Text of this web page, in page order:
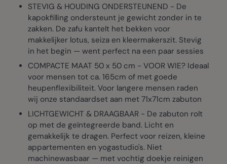
STEVIG & HOUDING ONDERSTEUNEND - De
kapokfilling ondersteunt je gewicht zonder in te
zakken. De zafu kantelt het bekken voor
makkelijker lotus, seiza en kleermakerszit. Stevig
in het begin — went perfect na een paar sessies
COMPACTE MAAT 50 x 50 cm - VOOR WIE? Ideaal
voor mensen tot ca. 165cm of met goede
heupenflexibiliteit. Voor langere mensen raden
wij onze standaardset aan met 71x71cm zabuton
LICHTGEWICHT & DRAAGBAAR - De zabuton rolt
op met de geïntegreerde band. Licht en
gemakkelijk te dragen. Perfect voor reizen, kleine
appartementen en yogastudio's. Niet
machinewasbaar — met vochtig doekje reinigen